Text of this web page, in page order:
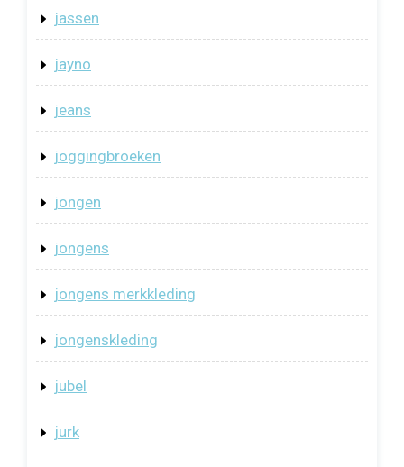
jassen
jayno
jeans
joggingbroeken
jongen
jongens
jongens merkkleding
jongenskleding
jubel
jurk